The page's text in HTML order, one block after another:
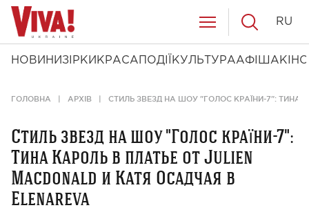
НОВИНИ ЗІРКИ КРАСА ПОДІЇ КУЛЬТУРААФІША КІНО
RU
ГОЛОВНА АРХІВ СТИЛЬ ЗВЕЗД НА ШОУ "ГОЛОС КРАЇНИ-7": ТИНА
Стиль звезд на шоу "Голос країни-7":
Тина Кароль в платье от Julien
Macdonald и Катя Осадчая в
Elenareva